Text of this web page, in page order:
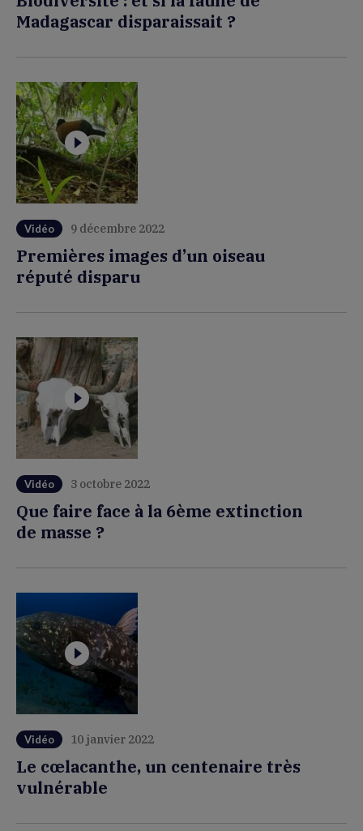
Madagascar disparaissait ?
Vidéo 9 décembre 2022
Premières images d’un oiseau
réputé disparu
Vidéo 3 octobre 2022
Que faire face à la 6ème extinction
de masse ?
Vidéo 10 janvier 2022
Le cœlacanthe, un centenaire très
vulnérable